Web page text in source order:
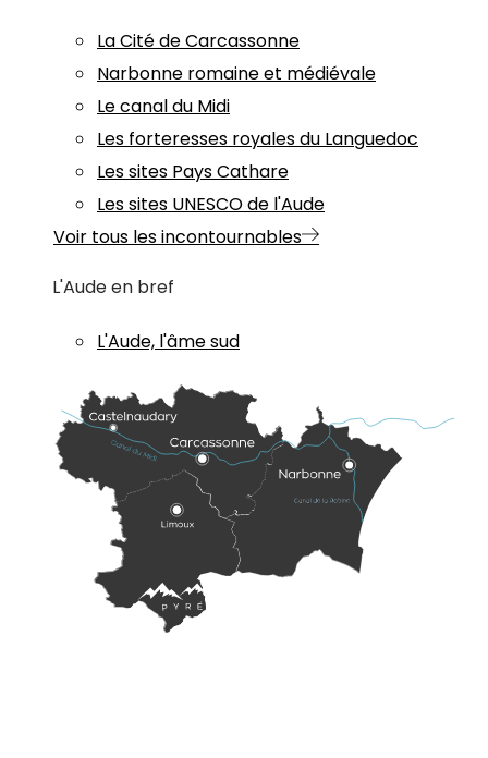
La Cité de Carcassonne
Narbonne romaine et médiévale
Le canal du Midi
Les forteresses royales du Languedoc
Les sites Pays Cathare
Les sites UNESCO de l'Aude
Voir tous les incontournables
L'Aude en bref
L'Aude, l'âme sud